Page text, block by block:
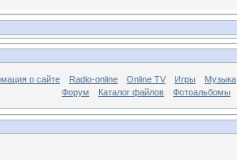
о сайте Radio-online Online TV Игры
Музыка
Форум
Каталог файлов Фотоальбомы